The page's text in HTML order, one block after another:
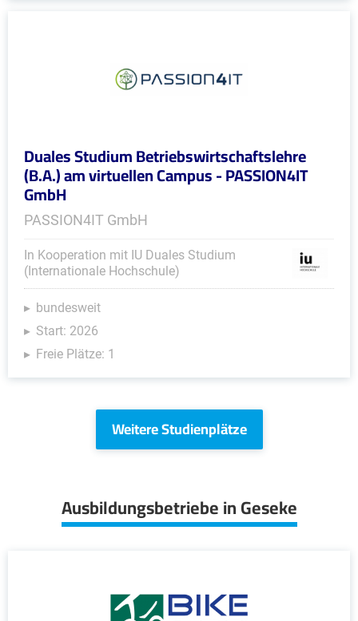
Duales Studium Betriebswirtschaftslehre
(B.A.) am virtuellen Campus - PASSION4IT
GmbH
PASSION4IT GmbH
In Kooperation mit IU Duales Studium
(Internationale Hochschule)
bundesweit
Start: 2026
Freie Plätze: 1
Weitere Studienplätze
Ausbildungsbetriebe in Geseke